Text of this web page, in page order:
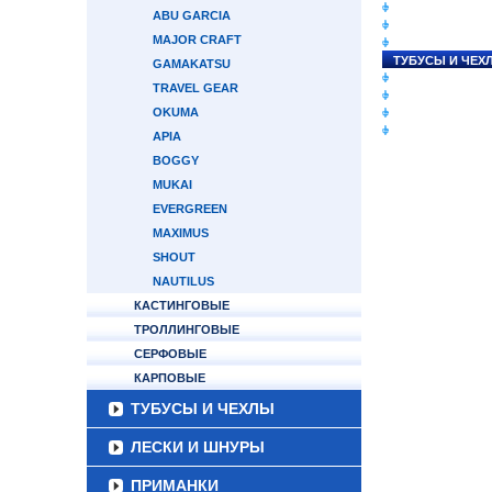
ABU GARCIA
MAJOR CRAFT
GAMAKATSU
TRAVEL GEAR
OKUMA
APIA
BOGGY
MUKAI
EVERGREEN
MAXIMUS
SHOUT
NAUTILUS
КАСТИНГОВЫЕ
ТРОЛЛИНГОВЫЕ
СЕРФОВЫЕ
КАРПОВЫЕ
ТУБУСЫ И ЧЕХЛЫ
ЛЕСКИ И ШНУРЫ
ПРИМАНКИ
ТУБУСЫ И